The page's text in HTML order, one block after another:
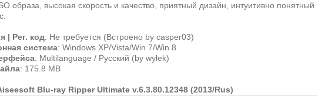
образа, высокая скорость и качество, приятный дизайн, интуитивно понятный
| Рег. код: Не требуется (Встроено by casper03)
система: Windows XP/Vista/Win 7/Win 8.
: Multilanguage / Русский (by wylek)
: 175.8 MB
Blu-ray Ripper Ultimate v.6.3.80.12348 (2013/Rus)